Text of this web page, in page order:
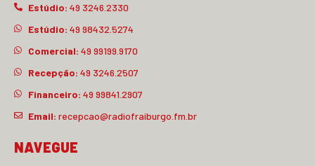
Estúdio: 49 3246.2330
Estúdio: 49 98432.5274
Comercial: 49 99199.9170
Recepção: 49 3246.2507
Financeiro: 49 99841.2907
Email: recepcao@radiofraiburgo.fm.br
NAVEGUE